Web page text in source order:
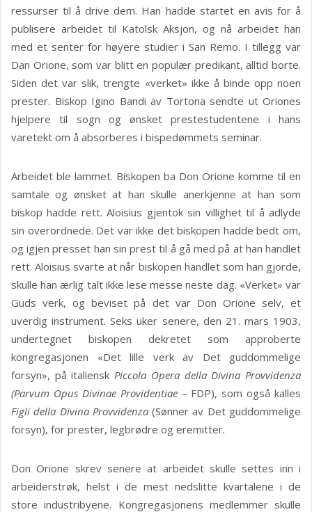
ressurser til å drive dem. Han hadde startet en avis for å
publisere arbeidet til Katolsk Aksjon, og nå arbeidet han
med et senter for høyere studier i San Remo. I tillegg var
Dan Orione, som var blitt en populær predikant, alltid borte.
Siden det var slik, trengte «verket» ikke å binde opp noen
prester. Biskop Igino Bandi av Tortona sendte ut Oriones
hjelpere til sogn og ønsket prestestudentene i hans
varetekt om å absorberes i bispedømmets seminar.
Arbeidet ble lammet. Biskopen ba Don Orione komme til en
samtale og ønsket at han skulle anerkjenne at han som
biskop hadde rett. Aloisius gjentok sin villighet til å adlyde
sin overordnede. Det var ikke det biskopen hadde bedt om,
og igjen presset han sin prest til å gå med på at han handlet
rett. Aloisius svarte at når biskopen handlet som han gjorde,
skulle han ærlig talt ikke lese messe neste dag. «Verket» var
Guds verk, og beviset på det var Don Orione selv, et
uverdig instrument. Seks uker senere, den 21. mars 1903,
undertegnet biskopen dekretet som approberte
kongregasjonen «Det lille verk av Det guddommelige
forsyn», på italienskPiccola Opera della Divina Provvidenza
(Parvum Opus Divinae Providentiae – FDP), som også kalles
Figli della Divina Provvidenza(Sønner av Det guddommelige
forsyn), for prester, legbrødre og eremitter.
Don Orione skrev senere at arbeidet skulle settes inn i
arbeiderstrøk, helst i de mest nedslitte kvartalene i de
store industribyene. Kongregasjonens medlemmer skulle